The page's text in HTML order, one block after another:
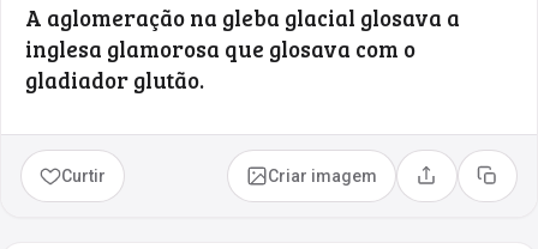
A aglomeração na gleba glacial glosava a
inglesa glamorosa que glosava com o
gladiador glutão.
Curtir Criar imagem Compartilhar
Copiar